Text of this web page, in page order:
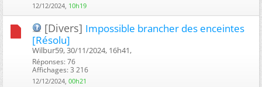
12/12/2024, 10h19
[Divers] Impossible brancher des enceintes
[Résolu]
Wilbur59, 30/11/2024, 16h41, ‎
Réponses: 76
Affichages: 3 216
12/12/2024, 00h21